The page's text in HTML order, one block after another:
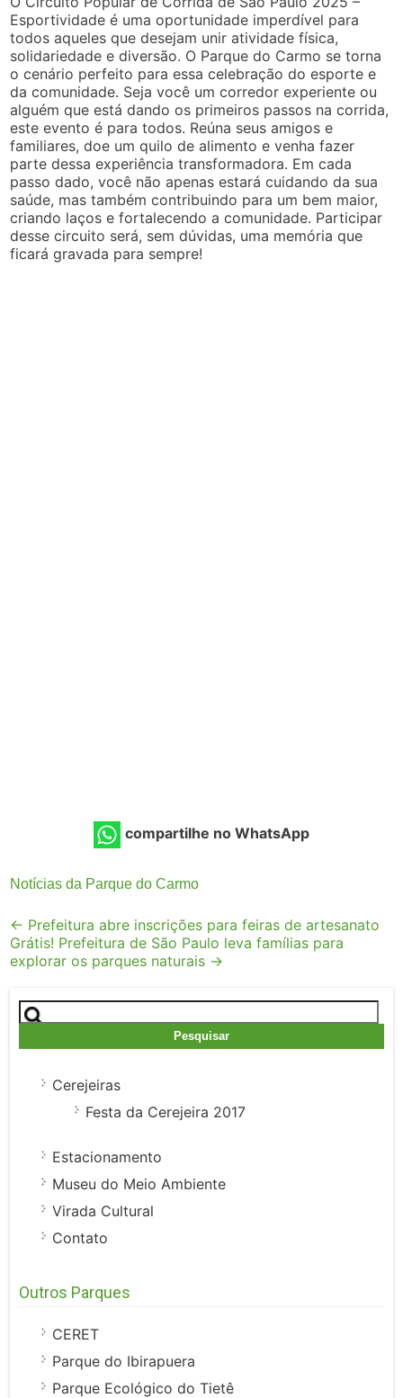
Esportividade é uma oportunidade imperdível para
todos aqueles que desejam unir atividade física,
solidariedade e diversão. O Parque do Carmo se torna
o cenário perfeito para essa celebração do esporte e
da comunidade. Seja você um corredor experiente ou
alguém que está dando os primeiros passos na corrida,
este evento é para todos. Reúna seus amigos e
familiares, doe um quilo de alimento e venha fazer
parte dessa experiência transformadora. Em cada
passo dado, você não apenas estará cuidando da sua
saúde, mas também contribuindo para um bem maior,
criando laços e fortalecendo a comunidade. Participar
desse circuito será, sem dúvidas, uma memória que
ficará gravada para sempre!
compartilhe no WhatsApp
Notícias da Parque do Carmo
Post
navigation
← Prefeitura abre inscrições para feiras de artesanato
Grátis! Prefeitura de São Paulo leva famílias para
explorar os parques naturais →
Pesquisar
por:
Cerejeiras
Festa da Cerejeira 2017
Estacionamento
Museu do Meio Ambiente
Virada Cultural
Contato
Outros Parques
CERET
Parque do Ibirapuera
Parque Ecológico do Tietê